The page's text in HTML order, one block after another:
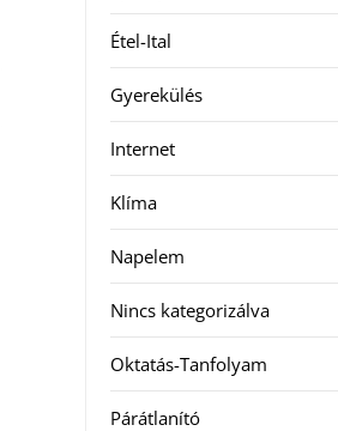
Étel-Ital
Gyerekülés
Internet
Klíma
Napelem
Nincs kategorizálva
Oktatás-Tanfolyam
Párátlanító